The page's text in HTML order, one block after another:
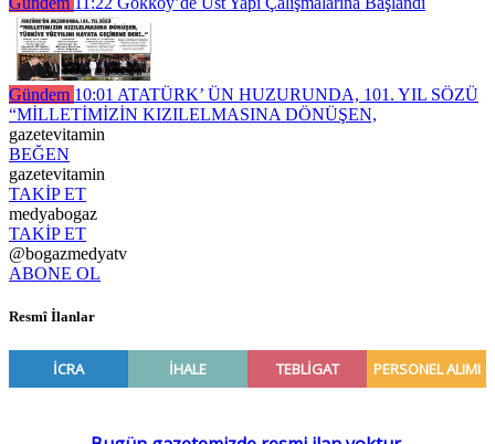
Gündem 10:01 ATATÜRK’ ÜN HUZURUNDA, 101. YIL SÖZÜ
“MİLLETİMİZİN KIZILELMASINA DÖNÜŞEN,
gazetevitamin
BEĞEN
gazetevitamin
TAKİP ET
medyabogaz
TAKİP ET
@bogazmedyatv
ABONE OL
Resmî İlanlar